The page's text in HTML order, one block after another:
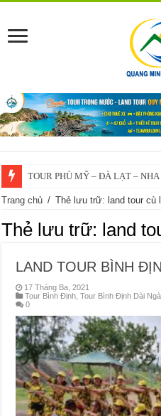
TOUR PHÙ MỸ – ĐÀ LẠT –
VĨNH THẠNH – ĐÀ LẠT – NHA
Trang chủ / Thẻ lưu trữ: land tour cù
Thẻ lưu trữ: land
LAND TOUR BÌNH
17 Tháng Ba, 2021
Tour Bình Định,Tour Bình Định Dài
0